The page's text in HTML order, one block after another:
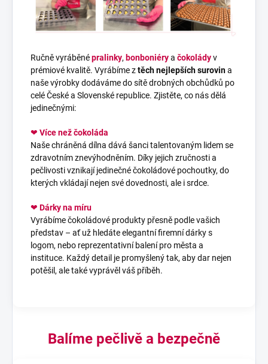
Ručně vyráběnépralinky, bonboniérya čokoládyv
prémiové kvalitě. Vyrábíme ztěch nejlepších surovina
naše výrobky dodáváme do sítě drobných obchůdků po
celé České a Slovenské republice. Zjistěte, co nás dělá
jedinečnými:
❤ Více než čokoláda
Naše chráněná dílna dává šanci talentovaným lidem se
zdravotním znevýhodněním. Díky jejich zručnosti a
pečlivosti vznikají jedinečné čokoládové pochoutky, do
kterých vkládají nejen své dovednosti, ale i srdce.
❤ Dárky na míru
Vyrábíme čokoládové produkty přesně podle vašich
představ – ať už hledáte elegantní firemní dárky s
logom, nebo reprezentativní balení pro města a
instituce. Každý detail je promyšlený tak, aby dar nejen
potěšil, ale také vyprávěl váš příběh.
Balíme pečlivě a bezpečně